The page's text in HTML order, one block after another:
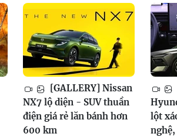
[GALLERY] Nissan
NX7 lộ diện - SUV thuần
điện giá rẻ lăn bánh hơn
600 km
lột
nghệ,